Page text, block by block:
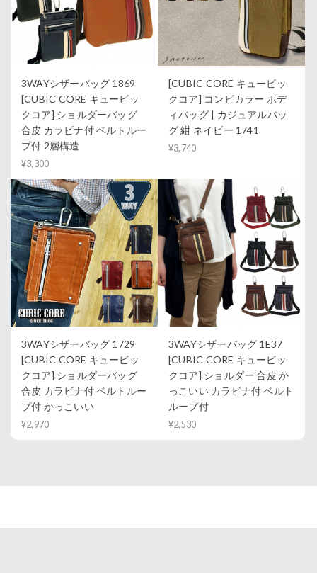
3WAYシザーバッグ 1869
[CUBIC CORE キュービッ
クコア] ショルダーバッグ
合皮 カラビナ付 ベルトルー
プ付 2層構造
¥3,300
[CUBIC CORE キュービッ
クコア] コンビカラー ボデ
ィバッグ | カジュアルバッ
グ 紺 ネイビー 1741
¥3,740
3WAYシザーバッグ 1729
[CUBIC CORE キュービッ
クコア] ショルダーバッグ
合皮 カラビナ付 ベルトルー
プ付 かっこいい
¥2,970
3WAYシザーバッグ 1E37
[CUBIC CORE キュービッ
クコア] ショルダー 合皮 か
っこいい カラビナ付 ベルト
ループ付
¥2,530